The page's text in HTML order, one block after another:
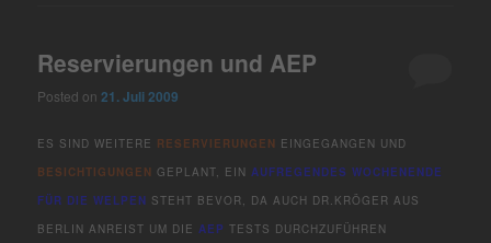
Reservierungen und AEP
Posted on21. Juli 2009
ES SIND WEITERE RESERVIERUNGEN EINGEGANGEN UND
BESICHTIGUNGENGEPLANT, EINAUFREGENDES WOCHENENDE
FÜR DIE WELPEN STEHT BEVOR, DA AUCH DR.KRÖGER AUS
BERLIN ANREIST UM DIEAEPTESTS DURCHZUFÜHREN